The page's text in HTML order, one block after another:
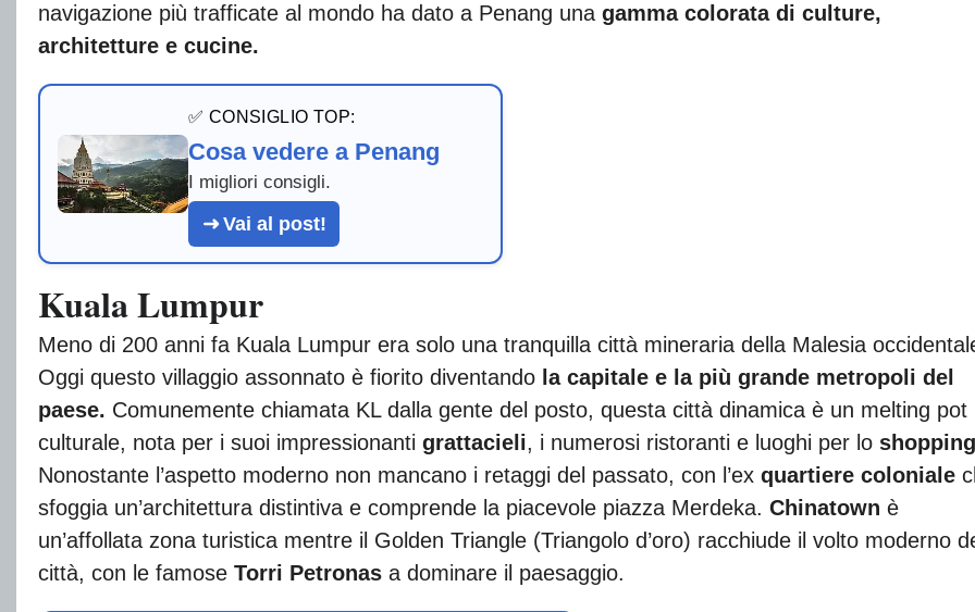
navigazione più trafficate al mondo ha dato a Penang una gamma colorata di culture,
architetture e cucine.
✅ CONSIGLIO TOP:
Cosa vedere a Penang
I migliori consigli.
Vai al post!
Kuala Lumpur
Meno di 200 anni fa Kuala Lumpur era solo una tranquilla città mineraria della Malesia
Oggi questo villaggio assonnato è fiorito diventando la capitale e la più grande metropoli del
paese. Comunemente chiamata KL dalla gente del posto, questa città dinamica è un melting pot
culturale, nota per i suoi impressionanti grattacieli, i numerosi ristoranti e luoghi per lo shopping
Nonostante l’aspetto moderno non mancano i retaggi del passato, con l’ex quartiere coloniale
sfoggia un’architettura distintiva e comprende la piacevole piazza Merdeka. Chinatown è
un’affollata zona turistica mentre il Golden Triangle (Triangolo d’oro) racchiude il volto moderno
città, con le famose Torri Petronas a dominare il paesaggio.